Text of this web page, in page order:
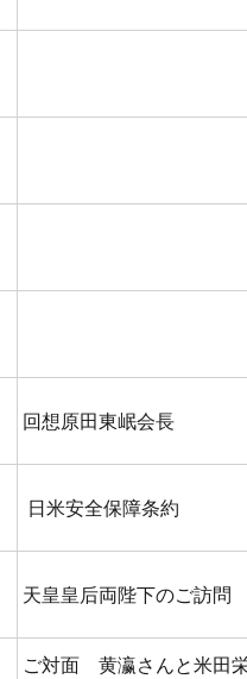
回想原田東岷会長
日米安全保障条約
天皇皇后両陛下のご訪問
ご対面 黄瀛さんと米田